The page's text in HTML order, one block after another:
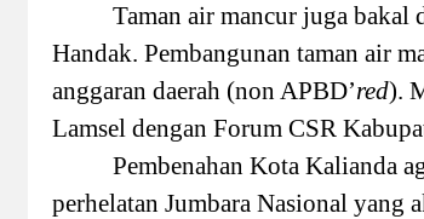
Taman air mancur juga
Handak. Pembangunan taman air
anggaran daerah (non APBD’red).
Lamsel dengan Forum CSR
Pembenahan Kota Kalianda
perhelatan Jumbara Nasional yang